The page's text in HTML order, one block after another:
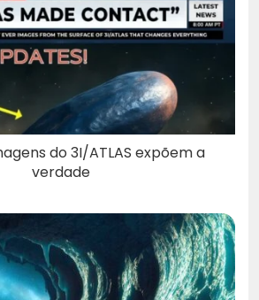
do 3I/ATLAS expõem a
verdade